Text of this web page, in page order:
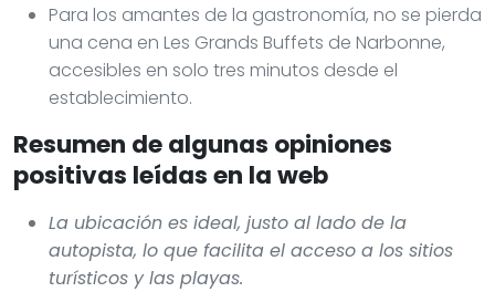
Para los amantes de la gastronomía, no se pierda
una cena en Les Grands Buffets de Narbonne,
accesibles en solo tres minutos desde el
establecimiento.
Resumen de algunas opiniones
positivas leídas en la web
La ubicación es ideal, justo al lado de la
autopista, lo que facilita el acceso a los sitios
turísticos y las playas.